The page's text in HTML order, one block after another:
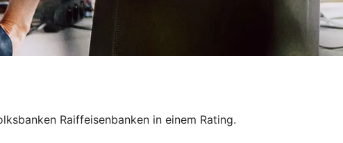
Raiffeisenbanken in einem Rating.